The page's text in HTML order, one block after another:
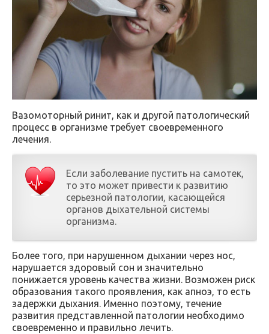
Вазомоторный ринит, как и другой патологический
процесс в организме требует своевременного
лечения.
Если заболевание пустить на самотек,
то это может привести к развитию
серьезной патологии, касающейся
органов дыхательной системы
организма.
Более того, при нарушенном дыхании через нос,
нарушается здоровый сон и значительно
понижается уровень качества жизни. Возможен риск
образования такого проявления, как апноэ, то есть
задержки дыхания. Именно поэтому, течение
развития представленной патологии необходимо
своевременно и правильно лечить.